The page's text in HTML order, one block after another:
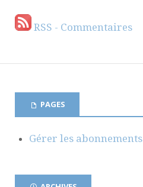
RSS - Commentaires
PAGES
Gérer les abonnements